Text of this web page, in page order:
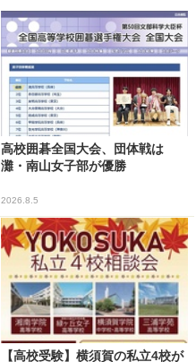
高校囲碁全国大会、団体戦は
灘・南山女子部が優勝
2026.8.5
【高校受験】横須賀の私立4校が